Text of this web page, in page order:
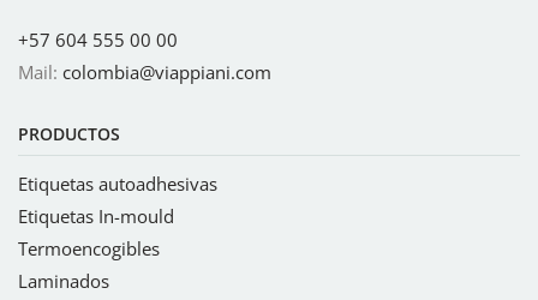
+57 604 555 00 00
Mail: colombia@viappiani.com
PRODUCTOS
Etiquetas autoadhesivas
Etiquetas In-mould
Termoencogibles
Laminados